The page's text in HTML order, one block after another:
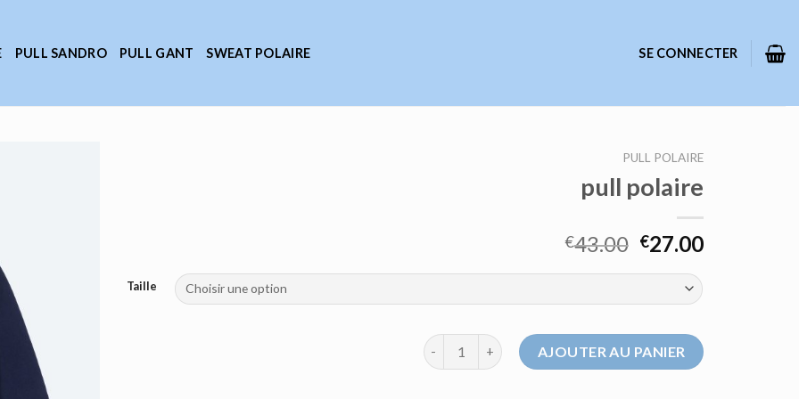
PULL SANDRO PULL GANT SWEAT POLAIRE SE CONNECTER
PULL POLAIRE
pull polaire
€43.00 €27.00
Taille
quantité de pull polaireAJOUTER AU PANIER